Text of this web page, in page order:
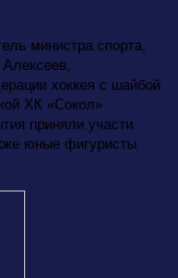
министра спорта,
хоккея с шайбой
ХК «Сокол»
приняли участи
юные фигуристы